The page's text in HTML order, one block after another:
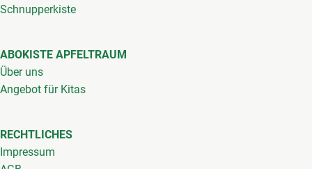
Schnupperkiste
ABOKISTE APFELTRAUM
Über uns
Angebot für Kitas
RECHTLICHES
Impressum